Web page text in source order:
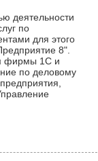
деятельности
по
для этого
8".
фирмы 1С и
по деловому